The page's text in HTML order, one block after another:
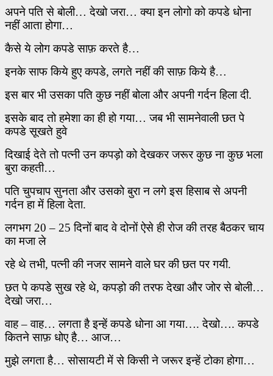
अपनेपति से बोली…देखो जरा… क्या इन लोगो को कपडे धोना
नहीं आता होगा…
कैसे ये लोगकपडे साफ़ करते है…
इनके साफ किये हुए कपडे,लगते नहीं की साफ़ किये है…
इस बार भी उसका पति कुछ नहीं बोला और अपनी गर्दन हिला दी.
इसके बाद तो हमेशा का ही हो गया… जब भी सामनेवाली छत पे
कपडे सूखते हुवे
दिखाईदेते तोपत्नी उन कपड़ो को देखकर जरूर कुछ ना कुछ भला
बुरा कहती…
पति चुपचाप सुनता और उसको बुरा न लगे इस हिसाब से अपनी
गर्दन हा में हिला देता.
लगभग 20– 25 दिनों बाद वे दोनों ऐसे ही रोज की तरह बैठकर चाय
का मजा ले
रहे थेतभी,पत्नी की नजर सामने वाले घर की छत पर गयी.
छत पे कपडे सुख रहे थे,कपड़ो की तरफ देखा और जोर से बोली…
देखो जरा…
वाह–वाह… लगता है इन्हें कपडे धोना आ गया…. देखो…. कपडे
कितने साफ़ धोए है… आज…
मुझे लगता है… सोसायटी में से किसी ने जरूर इन्हें टोका होगा…